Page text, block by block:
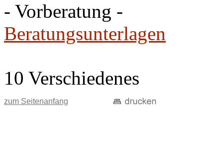
- Vorberatung -
Beratungsunterlagen
10 Verschiedenes
zum Seitenanfang